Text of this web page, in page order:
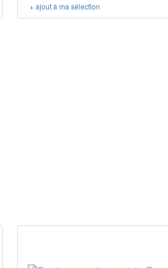
+ ajout à ma sélection